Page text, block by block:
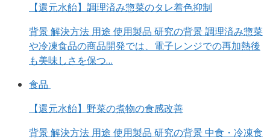
【還元水飴】調理済み惣菜のタレ着色抑制
背景 解決方法 用途 使用製品 研究の背景 調理済み惣菜
や冷凍食品の商品開発では、電子レンジでの再加熱後
も美味しさを保つ…
食品
【還元水飴】野菜の煮物の食感改善
背景 解決方法 用途 使用製品 研究の背景 中食・冷凍食